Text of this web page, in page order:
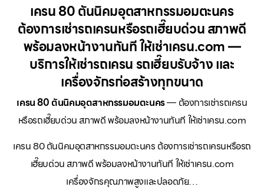
เครน 80 ตันนิคมอุตสาหกรรมอมตะนคร
ต้องการเช่ารถเครนหรือรถเฮี๊ยบด่วน สภาพดี
พร้อมลงหน้างานทันที ให้เช่าเครน.com —
บริการให้เช่ารถเครน รถเฮี๊ยบรับจ้าง และ
เครื่องจักรก่อสร้างทุกขนาด
เครน 80 ตันนิคมอุตสาหกรรมอมตะนคร— ต้องการเช่ารถเครน
หรือรถเฮี๊ยบด่วน สภาพดี พร้อมลงหน้างานทันที ให้เช่าเครน.com
เครน 80 ตันนิคมอุตสาหกรรมอมตะนคร ต้องการเช่ารถเครนหรือรถ
เฮี๊ยบด่วน สภาพดี พร้อมลงหน้างานทันที ให้เช่าเครน.com
เครื่องจักรคุณภาพสูงและปลอดภัย…